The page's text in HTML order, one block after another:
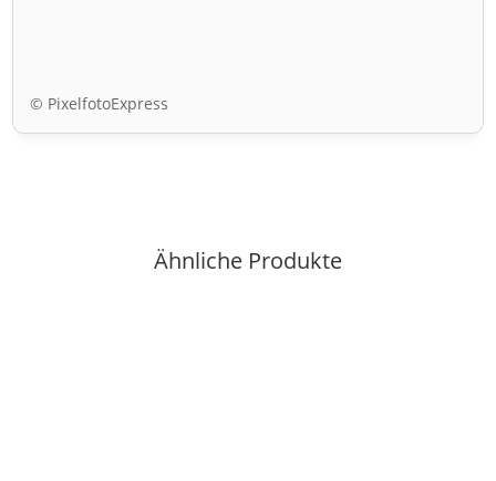
© PixelfotoExpress
Ähnliche Produkte